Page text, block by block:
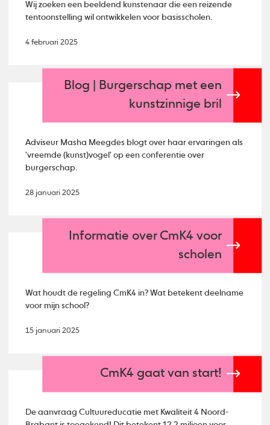
Wij zoeken een beeldend kunstenaar die een reizende
tentoonstelling wil ontwikkelen voor basisscholen.
4 februari 2025
Blog | Burgerschap met een
kunstzinnige bril
Adviseur Masha Meegdes blogt over haar ervaringen als
'vreemde (kunst)vogel' op een conferentie over
burgerschap.
28 januari 2025
Informatie over CmK4 voor
scholen
Wat houdt de regeling CmK4 in? Wat betekent deelname
voor mijn school?
15 januari 2025
CmK4 gaat van start!
De aanvraag Cultuureducatie met Kwaliteit 4 Noord-